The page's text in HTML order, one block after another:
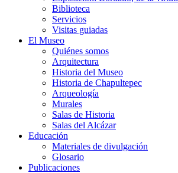
Biblioteca
Servicios
Visitas guiadas
El Museo
Quiénes somos
Arquitectura
Historia del Museo
Historia de Chapultepec
Arqueología
Murales
Salas de Historia
Salas del Alcázar
Educación
Materiales de divulgación
Glosario
Publicaciones